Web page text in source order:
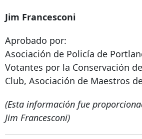
Jim Francesconi
Aprobado por:
Asociación de Policía de
Votantes por la Conservación
Club, Asociación de Maestros
(Esta información fue
Jim Francesconi)